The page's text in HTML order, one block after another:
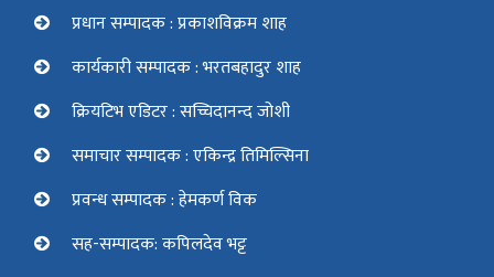
प्रधान सम्पादक : प्रकाशविक्रम शाह
कार्यकारी सम्पादक : भरतबहादुर शाह
क्रियटिभ एडिटर : सच्चिदानन्द जोशी
समाचार सम्पादक : एकिन्द्र तिमिल्सिना
प्रवन्ध सम्पादक : हेमकर्ण विक
सह-सम्पादक: कपिलदेव भट्ट